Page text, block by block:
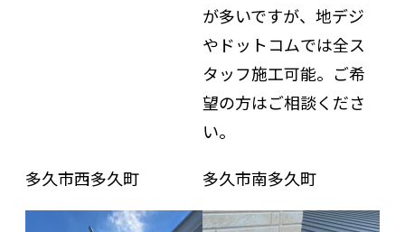
が多いですが、地デジ
やドットコムでは全ス
タッフ施工可能。ご希
望の方はご相談くださ
い。
多久市西多久町
多久市南多久町